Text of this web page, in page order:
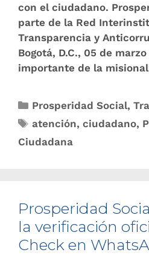
con el ciudadano.
parte de la Red
Transparencia y
Bogotá, D.C., 05 de
importante de la
Prosperidad Social,
atención,ciudadano,
Ciudadana
Prosperidad
la verificación
Check en